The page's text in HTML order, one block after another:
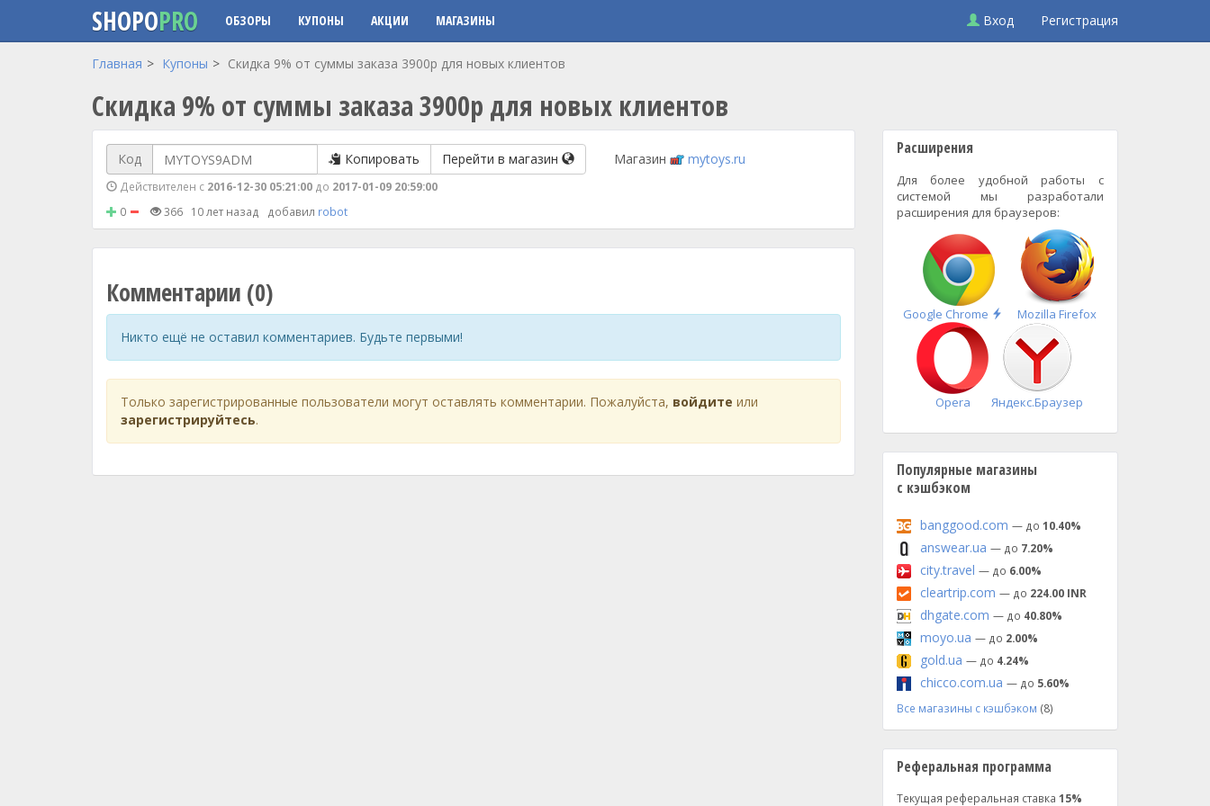
Перейти к основному содержанию
SHOPOPRO ОБЗОРЫ КУПОНЫ АКЦИИ МАГАЗИНЫ Вход Регистрация
Главная Купоны Скидка 9% от суммы заказа 3900р для новых клиентов
Скидка 9% от суммы заказа 3900р для новых клиентов
Код Копировать Перейти в магазин
Действителен с 2016-12-30 05:21:00 до 2017-01-09 20:59:00
Магазин mytoys.ru
0 366 10 лет назад добавил robot
Комментарии (0)
Никто ещё не оставил комментариев. Будьте первыми!
Только зарегистрированные пользователи могут оставлять комментарии. Пожалуйста, войдите или
зарегистрируйтесь.
Расширения
Для более удобной работы с
системой мы разработали
расширения для браузеров:
Google Chrome
Быстрая
установка
Mozilla Firefox
Opera Яндекс.Браузер
Популярные магазины
с кэшбэком
banggood.com — до 10.40%
answear.ua — до 7.20%
city.travel — до 6.00%
cleartrip.com — до 224.00 INR
dhgate.com — до 40.80%
moyo.ua — до 2.00%
gold.ua — до 4.24%
chicco.com.ua — до 5.60%
Все магазины с кэшбэком (8)
Реферальная программа
Текущая реферальная ставка 15%